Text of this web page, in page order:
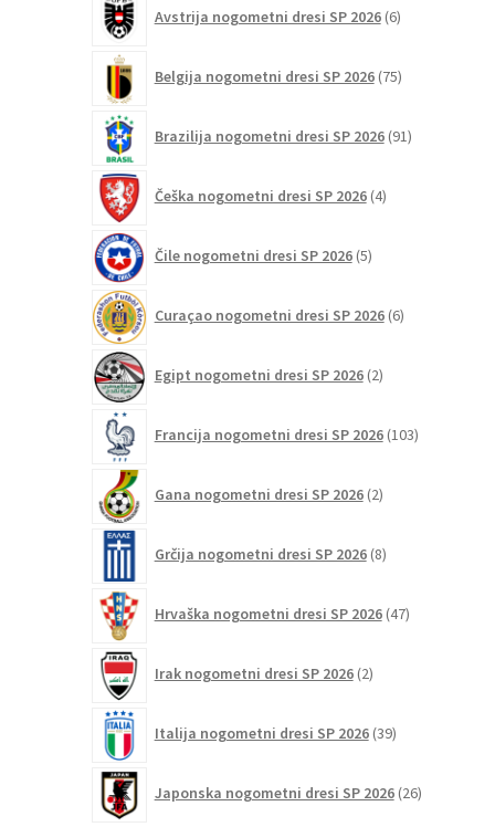
Avstrija nogometni dresi SP 2026 6izdelkov
Belgija nogometni dresi SP 2026 75izdelkov
Brazilija nogometni dresi SP 2026 91izdelkov
Češka nogometni dresi SP 2026 4izdelki
Čile nogometni dresi SP 2026 5izdelkov
Curaçao nogometni dresi SP 2026 6izdelkov
Egipt nogometni dresi SP 2026 2izdelka
Francija nogometni dresi SP 2026 103izdelki
Gana nogometni dresi SP 2026 2izdelka
Grčija nogometni dresi SP 2026 8izdelkov
Hrvaška nogometni dresi SP 2026 47izdelkov
Irak nogometni dresi SP 2026 2izdelka
Italija nogometni dresi SP 2026 39izdelkov
Japonska nogometni dresi SP 2026 26izdelkov